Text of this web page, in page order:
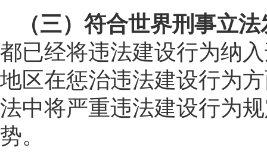
（三）符合世界刑事立
都已经将违法建设行为纳
地区在惩治违法建设行为
法中将严重违法建设行为
势。